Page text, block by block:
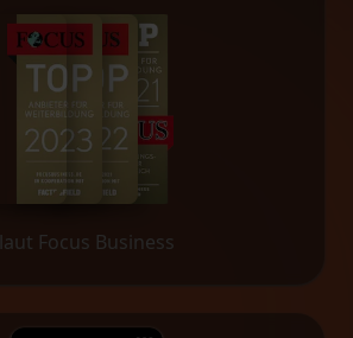
laut Focus Business